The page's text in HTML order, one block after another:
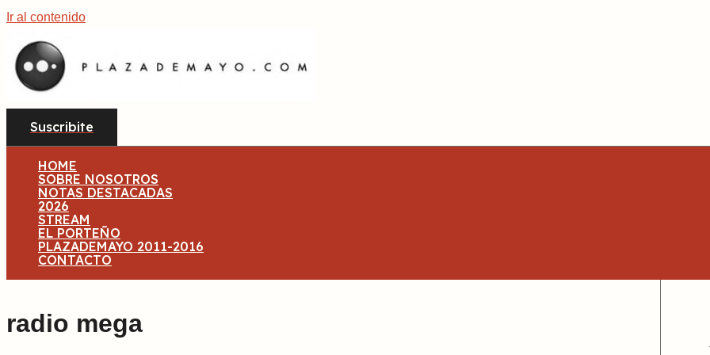
Ir al contenido
Suscribite
HOME
SOBRE NOSOTROS
NOTAS DESTACADAS
2026
STREAM
EL PORTEÑO
PLAZADEMAYO 2011-2016
CONTACTO
radio mega